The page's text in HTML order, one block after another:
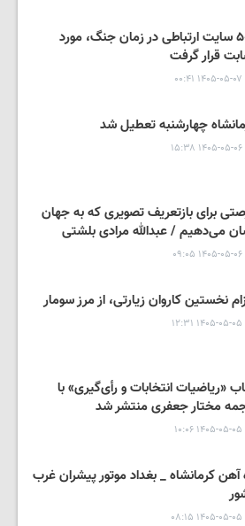
۵۰۰ سایت ارتباطی در زمان جنگ، مورد
قرار گرفت
۱۴۰۵-۰۵-۰۷ ۰۰:۴۱
چهارشنبه تعطیل شد
۱۴۰۵-۰۵-۰۶ ۱۵:۳۸
برای بازتعریف تصویری که به جهان
می‌دهیم / عبدالله مرادی بلشتی
۱۴۰۵-۰۵-۰۶ ۰۹:۰۵
نخستین کاروان زیارتی، از مرز سومار
۱۴۰۵-۰۵-۰۵ ۱۲:۳۱
«ریاضیات انتخابات و رأی‌گیری» با
مختار جعفری منتشر شد
۱۴۰۵-۰۵-۰۵ ۱۰:۰۶
آهن کرمانشاه _ بغداد موتور پیشران غرب
۱۴۰۵-۰۵-۰۵ ۰۸:۱۵